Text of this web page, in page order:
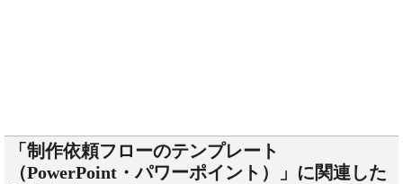
「制作依頼フローのテンプレート
（PowerPoint・パワーポイント）」に関連した